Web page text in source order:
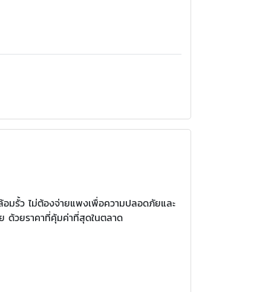
มรั้ว ไม่ต้องจ่ายแพงเพื่อความปลอดภัยและ
ด้วยราคาที่คุ้มค่าที่สุดในตลาด